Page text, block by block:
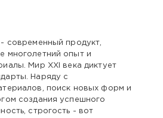
- современный продукт,
многолетний опыт и
Мир XXI века диктует
Наряду с
поиск новых форм и
создания успешного
строгость - вот